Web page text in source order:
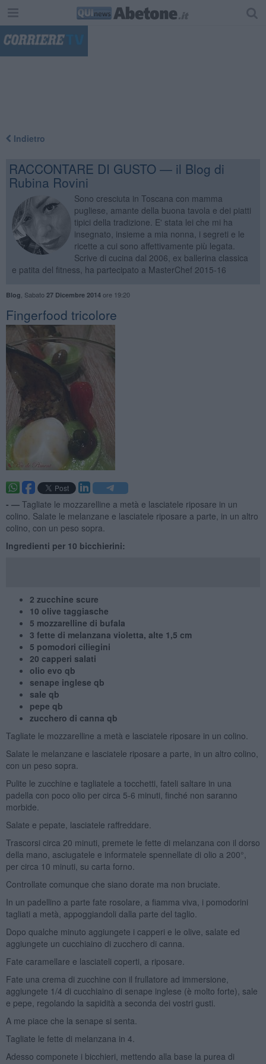
Indietro
RACCONTARE DI GUSTO — il Blog di
Rubina Rovini
Sono cresciuta in Toscana con mamma
pugliese, amante della buona tavola e dei piatti
tipici della tradizione. E' stata lei che mi ha
insegnato, insieme a mia nonna, i segreti e le
ricette a cui sono affettivamente più legata.
Scrive di cucina dal 2006, ex ballerina classica
e patita del fitness, ha partecipato a MasterChef 2015-16
Blog Sabato 27 Dicembre 2014ore 19:20
Fingerfood tricolore
- — Tagliate le mozzarelline a metà e lasciatele riposare in un
colino. Salate le melanzane e lasciatele riposare a parte, in un altro
colino, con un peso sopra.
Ingredienti per 10 bicchierini:
2 zucchine scure
10 olive taggiasche
5 mozzarelline di bufala
3 fette di melanzana violetta, alte 1,5 cm
5 pomodori ciliegini
20 capperi salati
olio evo qb
senape inglese qb
sale qb
pepe qb
zucchero di canna qb
Tagliate le mozzarelline a metà e lasciatele riposare in un colino.
Salate le melanzane e lasciatele riposare a parte, in un altro colino,
con un peso sopra.
Pulite le zucchine e tagliatele a tocchetti, fateli saltare in una
padella con poco olio per circa 5-6 minuti, finché non saranno
morbide.
Salate e pepate, lasciatele raffreddare.
Trascorsi circa 20 minuti, premete le fette di melanzana con il dorso
della mano, asciugatele e informatele spennellate di olio a 200°,
per circa 10 minuti, su carta forno.
Controllate comunque che siano dorate ma non bruciate.
In un padellino a parte fate rosolare, a fiamma viva, i pomodorini
tagliati a metà, appoggiandoli dalla parte del taglio.
Dopo qualche minuto aggiungete i capperi e le olive, salate ed
aggiungete un cucchiaino di zucchero di canna.
Fate caramellare e lasciateli coperti, a riposare.
Fate una crema di zucchine con il frullatore ad immersione,
aggiungete 1/4 di cucchiaino di senape inglese (è molto forte), sale
e pepe, regolando la sapidità a seconda dei vostri gusti.
A me piace che la senape si senta.
Tagliate le fette di melanzana in 4.
Adesso componete i bicchieri, mettendo alla base la purea di